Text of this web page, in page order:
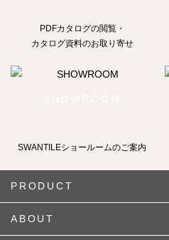
PDFカタログの閲覧・
カタログ資料のお取り寄せ
SWANTILEショールームのご案内
PRODUCT
ABOUT